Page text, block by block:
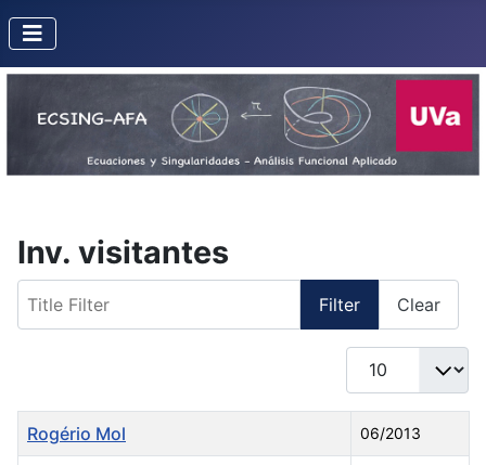
Inv. visitantes
Filter Clear
Display #
Title Created Date
Rogério Mol 06/2013